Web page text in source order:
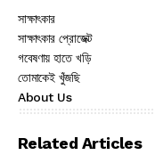
সাক্ষাৎকার
সাক্ষাৎকার প্রোজেক্ট
গবেষণায় হাতে খড়ি
তোমাকেই খুঁজছি
About Us
Related Articles